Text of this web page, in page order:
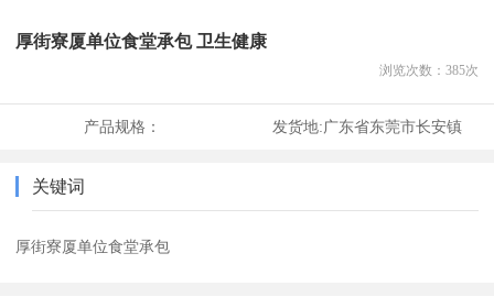
厚街寮厦单位食堂承包 卫生健康
浏览次数： 385次
产品规格： 发货地:广东省东莞市长安镇
关键词
厚街寮厦单位食堂承包